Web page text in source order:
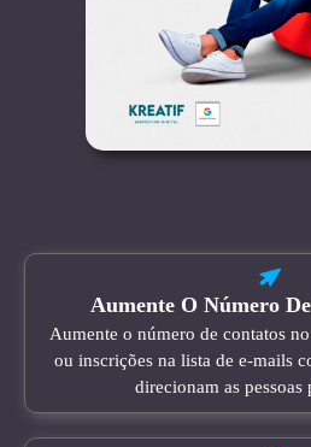
Aumente O Número
Aumente o número de contatos
ou inscrições na lista de e-mails
direcionam as pessoas